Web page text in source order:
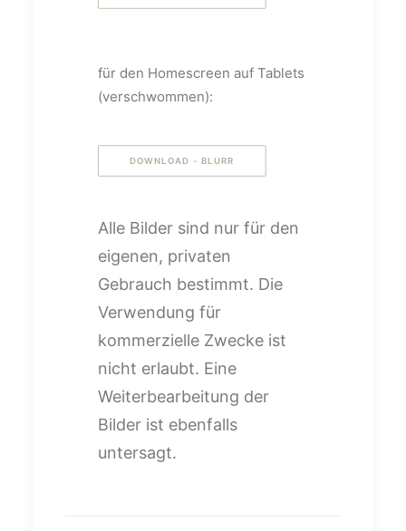
für den Homescreen auf Tablets
(verschwommen):
DOWNLOAD - BLURR
Alle Bilder sind nur für den
eigenen, privaten
Gebrauch bestimmt. Die
Verwendung für
kommerzielle Zwecke ist
nicht erlaubt. Eine
Weiterbearbeitung der
Bilder ist ebenfalls
untersagt.